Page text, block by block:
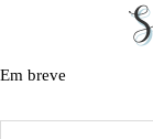
Em breve